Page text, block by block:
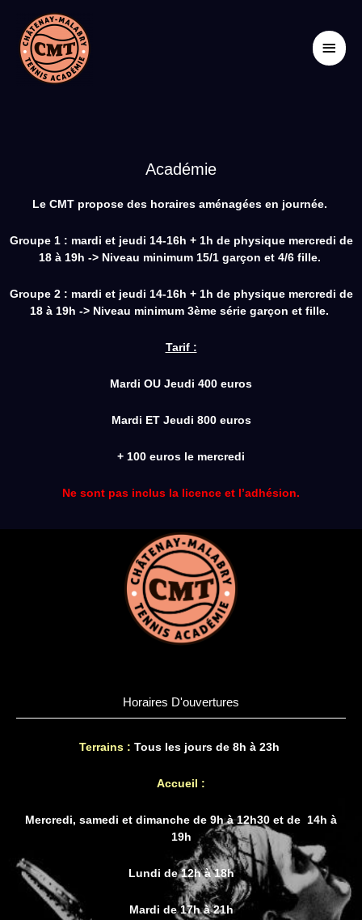
contenu
Académie
Le CMT propose des horaires aménagées en journée.
Groupe 1 : mardi et jeudi 14-16h + 1h de physique mercredi de
18 à 19h -> Niveau minimum 15/1 garçon et 4/6 fille.
Groupe 2 : mardi et jeudi 14-16h + 1h de physique mercredi de
18 à 19h -> Niveau minimum 3ème série garçon et fille.
Tarif :
Mardi OU Jeudi 400 euros
Mardi ET Jeudi 800 euros
+ 100 euros le mercredi
Ne sont pas inclus la licence et l’adhésion.
Horaires D'ouvertures
Terrains : Tous les jours de 8h à 23h
Accueil :
Mercredi, samedi et dimanche de 9h à 12h30 et de 14h à
19h
Lundi de 12h à 18h
Mardi de 17h à 21h